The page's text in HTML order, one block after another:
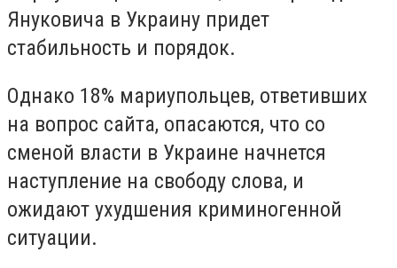
Януковича в Украину придет
стабильность и порядок.
Однако 18% мариупольцев, ответивших
на вопрос сайта, опасаются, что со
сменой власти в Украине начнется
наступление на свободу слова, и
ожидают ухудшения криминогенной
ситуации.